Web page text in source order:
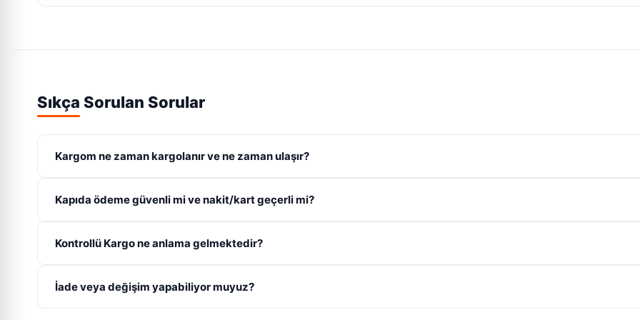
Sıkça Sorulan Sorular
Kargom ne zaman kargolanır ve ne zaman ulaşır?
gerçekleştirilir.
Kapıda ödeme güvenli mi ve nakit/kart geçerli mi?
şeklinde de güvenle ödeme gerçekleştirebilirsiniz.
Kontrollü Kargo ne anlama gelmektedir?
ödemesini yapıp teslim alabilirsiniz.
İade veya değişim yapabiliyor muyuz?